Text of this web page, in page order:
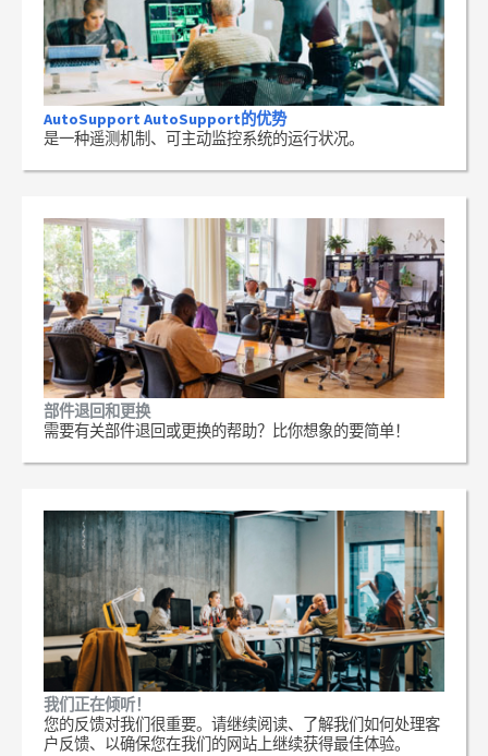
AutoSupport AutoSupport的优势
是一种遥测机制、可主动监控系统的运行状况。
部件退回和更换
需要有关部件退回或更换的帮助？比你想象的要简单！
我们正在倾听！
您的反馈对我们很重要。请继续阅读、了解我们如何处理客
户反馈、以确保您在我们的网站上继续获得最佳体验。